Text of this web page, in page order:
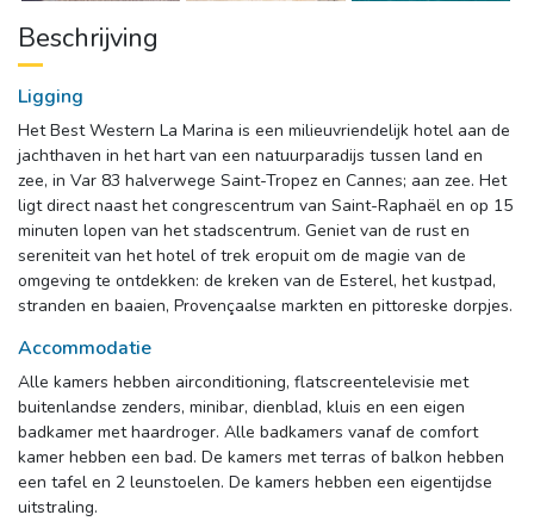
Beschrijving
Ligging
Het Best Western La Marina is een milieuvriendelijk hotel aan de
jachthaven in het hart van een natuurparadijs tussen land en
zee, in Var 83 halverwege Saint-Tropez en Cannes; aan zee. Het
ligt direct naast het congrescentrum van Saint-Raphaël en op 15
minuten lopen van het stadscentrum. Geniet van de rust en
sereniteit van het hotel of trek eropuit om de magie van de
omgeving te ontdekken: de kreken van de Esterel, het kustpad,
stranden en baaien, Provençaalse markten en pittoreske dorpjes.
Accommodatie
Alle kamers hebben airconditioning, flatscreentelevisie met
buitenlandse zenders, minibar, dienblad, kluis en een eigen
badkamer met haardroger. Alle badkamers vanaf de comfort
kamer hebben een bad. De kamers met terras of balkon hebben
een tafel en 2 leunstoelen. De kamers hebben een eigentijdse
uitstraling.